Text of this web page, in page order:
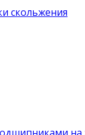
скольжения